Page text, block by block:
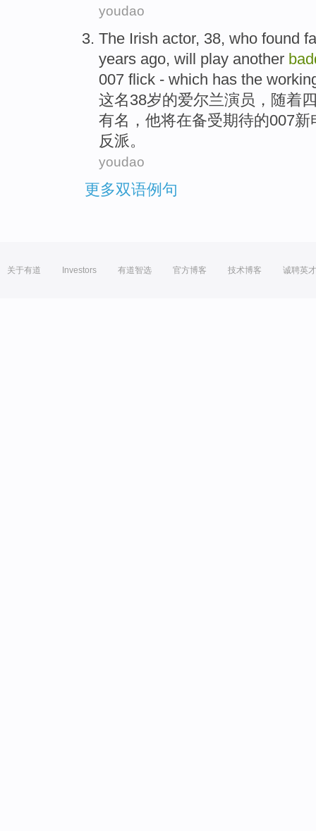
youdao
The Irish actor, 38, who found
years ago, will play another
007 flick - which has the
这名38岁的爱尔兰演员 ，随着
有名 ， 他将在备受期待的007新
反派。
youdao
更多双语例句
关于有道 Investors 有道智选 官方博客 技术博客 诚聘英才